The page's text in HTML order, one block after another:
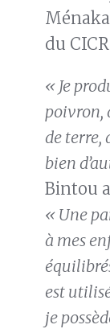
du
« Je
poivron,
de terre,
bien
Bintou
« Une
à mes
est
je